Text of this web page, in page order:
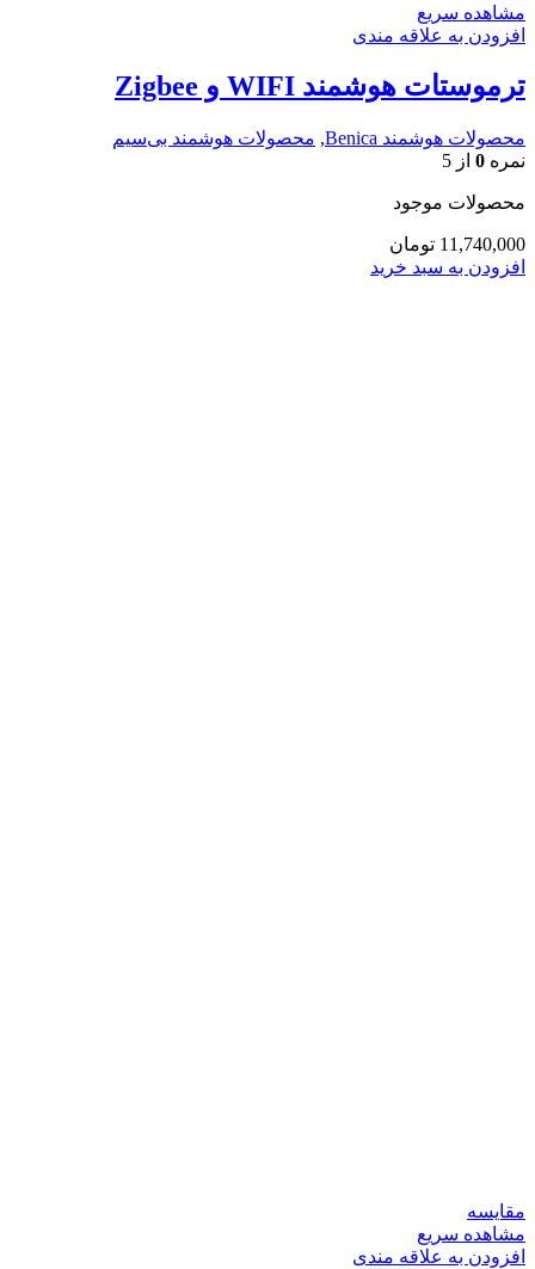
مشاهده سریع
افزودن به علاقه مندی
ترموستات هوشمند WIFI و Zigbee
محصولات هوشمند Benica , محصولات هوشمند بی‌سیم
نمره 0 از 5
محصولات موجود
11,740,000 تومان
افزودن به سبد خرید
مقایسه
مشاهده سریع
افزودن به علاقه مندی